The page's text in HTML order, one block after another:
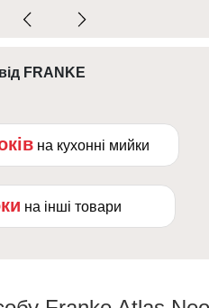
FRANKE
на кухонні мийки
на інші товари